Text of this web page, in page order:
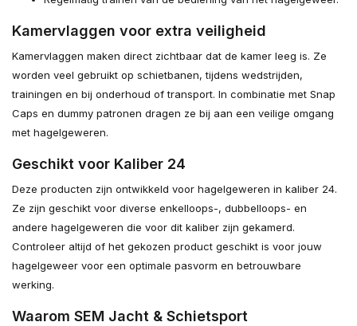
Kamervlaggen voor extra veiligheid
Kamervlaggen maken direct zichtbaar dat de kamer leeg is. Ze
worden veel gebruikt op schietbanen, tijdens wedstrijden,
trainingen en bij onderhoud of transport. In combinatie met Snap
Caps en dummy patronen dragen ze bij aan een veilige omgang
met hagelgeweren.
Geschikt voor Kaliber 24
Deze producten zijn ontwikkeld voor hagelgeweren in kaliber 24.
Ze zijn geschikt voor diverse enkelloops-, dubbelloops- en
andere hagelgeweren die voor dit kaliber zijn gekamerd.
Controleer altijd of het gekozen product geschikt is voor jouw
hagelgeweer voor een optimale pasvorm en betrouwbare
werking.
Waarom SEM Jacht & Schietsport